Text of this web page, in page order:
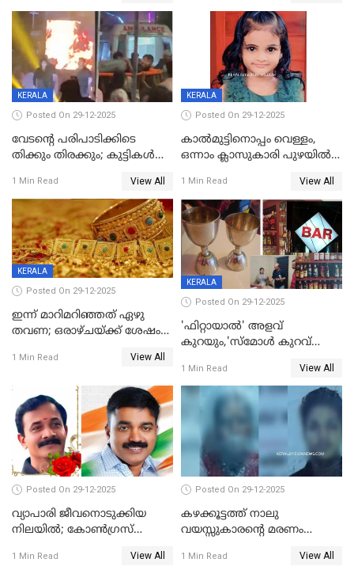
KERALA
Posted On 29-12-2025
വേടന്റെ പരിപാടിക്കിടെ
തിക്കും തിരക്കും; കുട്ടികള്‍
പരിക്ക്; പാളം മറികടന്ന
യുവാവ് ട്രെയിന്‍ തട്ടി മരിച്ചു
1 Min Read View All
KERALA
Posted On 29-12-2025
കാൽമുട്ടിനൊപ്പം വെള്ളം,
ഒന്നാം ക്ലാസുകാരി പുഴയിൽ
കുട്ടികൾക്കൊപ്പം
കളിക്കുന്നതിനിടെ
1 Min Read View All
KERALA
Posted On 29-12-2025
ഇന്ന് മാറിമറിഞ്ഞത് ഏഴു
തവണ; ഒരാഴ്ചയ്ക്ക് ശേഷം
1 Min Read View All
KERALA
Posted On 29-12-2025
'ഫിറ്റായാൽ' അളവ്
കുറയും,'സ്‌മോൾ കുറവ്
പിഴ
1 Min Read View All
Posted On 29-12-2025
വ്യാപാരി ജീവനൊടുക്കിയ
നിലയില്‍; കോണ്‍ഗ്രസ്
മാനസികപീഡനമെന്ന് കുറിപ്പ്
1 Min Read View All
Posted On 29-12-2025
കഴക്കൂട്ടത്ത് നാലു
വയസ്സുകാരന്റെ മരണം
സുഹൃത്തും പൊലീസ്
1 Min Read View All